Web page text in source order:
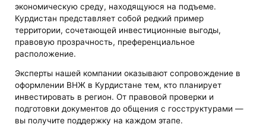
экономическую среду, находящуюся на подъеме.
Курдистан представляет собой редкий пример
территории, сочетающей инвестиционные выгоды,
правовую прозрачность, преференциальное
расположение.
Эксперты нашей компании оказывают сопровождение в
оформлении ВНЖ в Курдистане тем, кто планирует
инвестировать в регион. От правовой проверки и
подготовки документов до общения с госструктурами —
вы получите поддержку на каждом этапе.